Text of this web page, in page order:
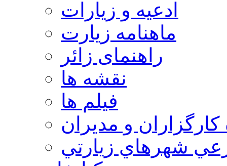
ادعیه و زیارات
ماهنامه زیارت
راهنمای زائر
نقشه ها
فیلم ها
كارگزاران و مديران
شهرهاي زيارتي